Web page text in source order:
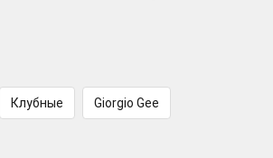
Клубные Giorgio Gee